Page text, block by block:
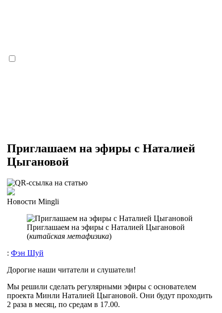
Приглашаем на эфиры с Наталией
Цыгановой
Новости Mingli
Приглашаем на эфиры с Наталией Цыгановой
(китайская метафизика)
: Фэн Шуй
Дорогие наши читатели и слушатели!
Мы решили сделать регулярными эфиры с основателем
проекта Минли Наталией Цыгановой. Они будут проходить
2 раза в месяц, по средам в 17.00.